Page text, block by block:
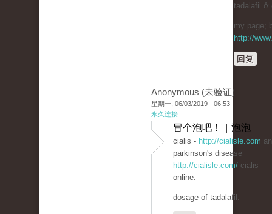
tadalafil ở
my page;
http://
回复
Anonymous (未验证)
星期一, 06/03/2019 - 06:53
永久连接
冒个泡吧！ | 泡泡
cialis - http://cialisle.com
parkinson's disease
http://cialisle.com/ cialis
online.
dosage of tadalafil.